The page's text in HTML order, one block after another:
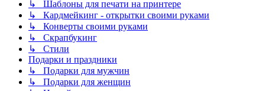
↳ Шаблоны для печати на принтере
↳ Кардмейкинг - открытки своими руками
↳ Конверты своими руками
↳ Скрапбукинг
↳ Стили
Подарки и праздники
↳ Подарки для мужчин
↳ Подарки для женщин